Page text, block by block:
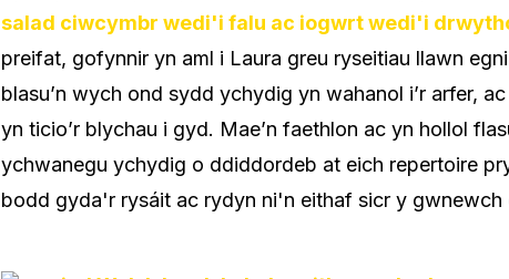
salad ciwcymbr wedi'i falu ac iogwrt wedi'i
preifat, gofynnir yn aml i Laura greu ryseitiau llawn
blasu’n wych ond sydd ychydig yn wahanol i’r arfer,
yn ticio’r blychau i gyd. Mae’n faethlon ac yn hollol
ychwanegu ychydig o ddiddordeb at eich repertoire
bodd gyda'r rysáit ac rydyn ni'n eithaf sicr y gwnewch